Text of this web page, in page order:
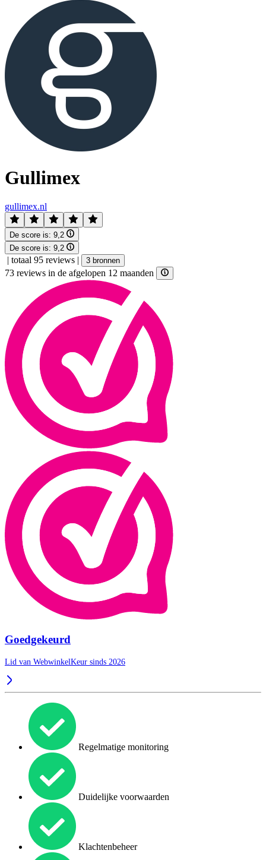
Gullimex
gullimex.nl
De score is: 9,2
De score is: 9,2
| totaal 95 reviews | 3 bronnen
73 reviews in de afgelopen 12 maanden
Goedgekeurd
Lid van WebwinkelKeur sinds 2026
Regelmatige monitoring
Duidelijke voorwaarden
Klachtenbeheer